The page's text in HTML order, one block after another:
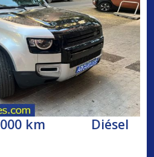
km Diésel